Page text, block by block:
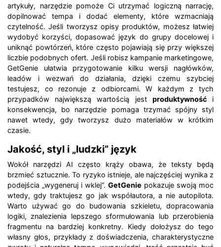
artykuły, narzędzie pomoże Ci utrzymać logiczną narrację,
dopilnować tempa i dodać elementy, które wzmacniają
czytelność. Jeśli tworzysz opisy produktów, możesz łatwiej
wydobyć korzyści, dopasować język do grupy docelowej i
uniknąć powtórzeń, które często pojawiają się przy większej
liczbie podobnych ofert. Jeśli robisz kampanie marketingowe,
GetGenie ułatwia przygotowanie kilku wersji nagłówków,
leadów i wezwań do działania, dzięki czemu szybciej
testujesz, co rezonuje z odbiorcami. W każdym z tych
przypadków największą wartością jest produktywnośći
konsekwencja, bo narzędzie pomaga trzymać spójny styl
nawet wtedy, gdy tworzysz dużo materiałów w krótkim
czasie.
Jakość, styl i „ludzki” język
Wokół narzędzi AI często krąży obawa, że teksty będą
brzmieć sztucznie. To ryzyko istnieje, ale najczęściej wynika z
podejścia „wygeneruj i wklej”. GetGenie pokazuje swoją moc
wtedy, gdy traktujesz go jak współautora, a nie autopilota.
Warto używać go do budowania szkieletu, dopracowania
logiki, znalezienia lepszego sformułowania lub przerobienia
fragmentu na bardziej konkretny. Kiedy dołożysz do tego
własny głos, przykłady z doświadczenia, charakterystyczne